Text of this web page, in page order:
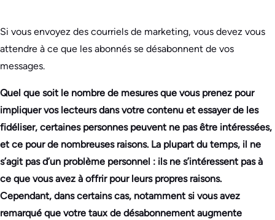
Si vous envoyez des courriels de marketing, vous devez vous
attendre à ce que les abonnés se désabonnent de vos
messages.
Quel que soit le nombre de mesures que vous prenez pour
impliquer vos lecteurs dans votre contenu et essayer de les
fidéliser, certaines personnes peuvent ne pas être intéressées,
et ce pour de nombreuses raisons. La plupart du temps, il ne
s’agit pas d’un problème personnel : ils ne s’intéressent pas à
ce que vous avez à offrir pour leurs propres raisons.
Cependant, dans certains cas, notamment si vous avez
remarqué que votre taux de désabonnement augmente